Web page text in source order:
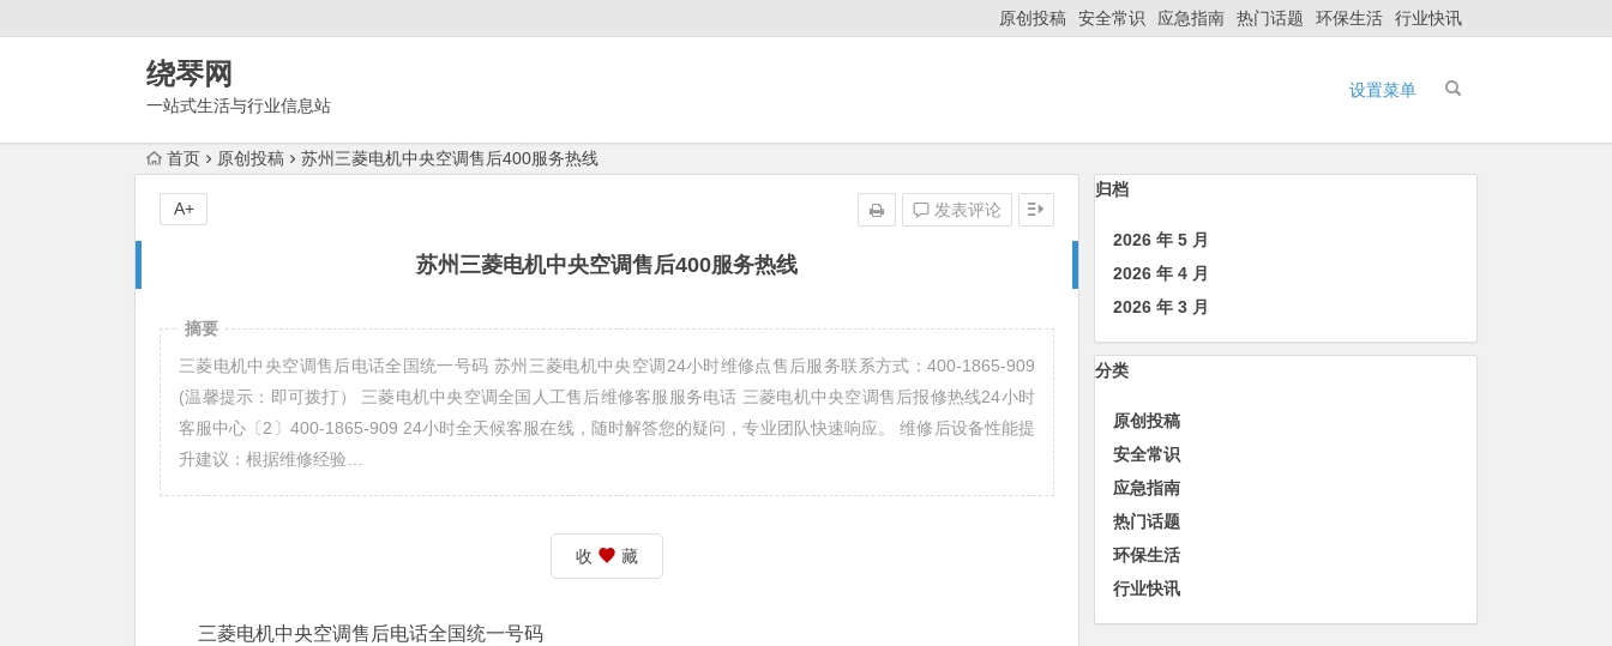
原创投稿 安全常识 应急指南 热门话题 环保生活 行业快讯
绕琴网
一站式生活与行业信息站
设置菜单
首页 原创投稿 苏州三菱电机中央空调售后400服务热线
苏州三菱电机中央空调售后400服务热线
发表评论
A+
摘要
三菱电机中央空调售后电话全国统一号码 苏州三菱电机中央空调24小时维修点售后服务联系方式：400-1865-909
(温馨提示：即可拨打） 三菱电机中央空调全国人工售后维修客服服务电话 三菱电机中央空调售后报修热线24小时
客服中心〔2〕400-1865-909 24小时全天候客服在线，随时解答您的疑问，专业团队快速响应。 维修后设备性能提
升建议：根据维修经验…
收 藏
三菱电机中央空调售后电话全国统一号码
归档
2026 年 5 月
2026 年 4 月
2026 年 3 月
分类
原创投稿
安全常识
应急指南
热门话题
环保生活
行业快讯